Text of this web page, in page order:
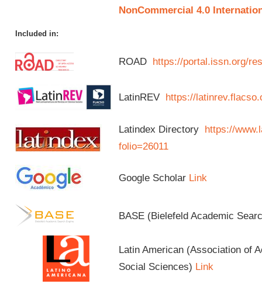
NonCommercial 4.0
Included in:
ROAD https://portal.issn.org/
LatinREV https://
Latindex Directory https://
folio=26011
Google Scholar Link
BASE (Bielefeld Academic
Latin American (Association of
Social Sciences) Link